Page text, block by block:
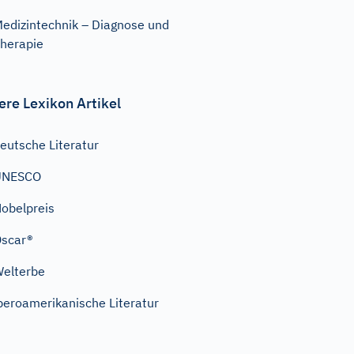
– Diagnose und
Lexikon Artikel
Literatur
Literatur